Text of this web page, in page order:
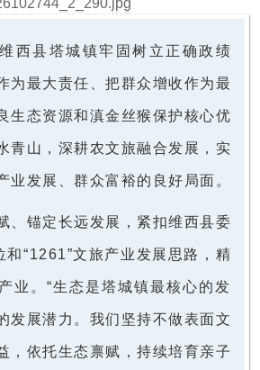
西县塔城镇牢固树立正确政绩
为最大责任、把群众增收作为最
生态资源和滇金丝猴保护核心优
青山，深耕农文旅融合发展，实
业发展、群众富裕的良好局面。
、锚定长远发展，紧扣维西县委
和“1261”文旅产业发展思路，精
业。“生态是塔城镇最核心的发
发展潜力。我们坚持不做表面文
，依托生态禀赋，持续培育亲子